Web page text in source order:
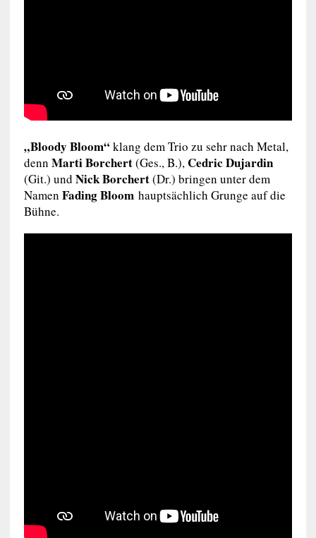
„Bloody Bloom“klang dem Trio zu sehr nach Metal,
denn Marti Borchert(Ges., B.),Cedric Dujardin
(Git.) und Nick Borchert(Dr.) bringen unter dem
Namen Fading Bloomhauptsächlich Grunge auf die
Bühne.